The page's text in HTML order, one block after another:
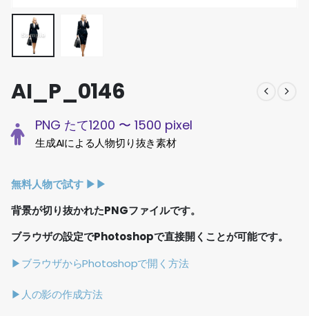
AI_P_0146
PNG たて1200 〜 1500 pixel
生成AIによる人物切り抜き素材
無料人物で試す ▶︎▶︎
背景が切り抜かれたPNGファイルです。
ブラウザの設定でPhotoshopで直接開くことが可能です。
▶ブラウザからPhotoshopで開く方法
▶人の影の作成方法